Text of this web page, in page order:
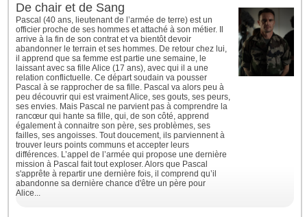
De chair et de Sang
Pascal (40 ans, lieutenant de l’armée de terre) est un
officier proche de ses hommes et attaché à son métier. Il
arrive à la fin de son contrat et va bientôt devoir
abandonner le terrain et ses hommes. De retour chez lui,
il apprend que sa femme est partie une semaine, le
laissant avec sa fille Alice (17 ans), avec qui il a une
relation conflictuelle. Ce départ soudain va pousser
Pascal à se rapprocher de sa fille. Pascal va alors peu à
peu découvrir qui est vraiment Alice, ses gouts, ses peurs,
ses envies. Mais Pascal ne parvient pas à comprendre la
rancœur qui hante sa fille, qui, de son côté, apprend
également à connaitre son père, ses problèmes, ses
failles, ses angoisses. Tout doucement, ils parviennent à
trouver leurs points communs et accepter leurs
différences. L’appel de l’armée qui propose une dernière
mission à Pascal fait tout exploser. Alors que Pascal
s'apprête à repartir une dernière fois, il comprend qu’il
abandonne sa dernière chance d'être un père pour
Alice...